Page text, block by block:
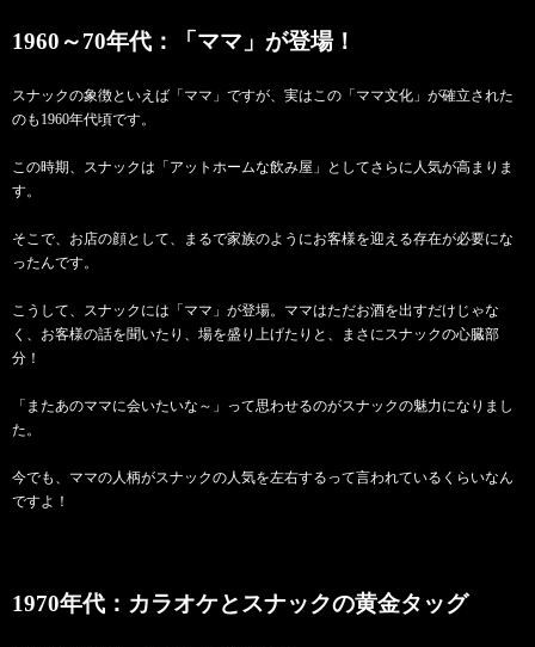
1960～70年代：「ママ」が登場！
スナックの象徴といえば「ママ」ですが、実はこの「ママ文化」が確立された
のも1960年代頃です。
この時期、スナックは「アットホームな飲み屋」としてさらに人気が高まりま
す。
そこで、お店の顔として、まるで家族のようにお客様を迎える存在が必要にな
ったんです。
こうして、スナックには「ママ」が登場。ママはただお酒を出すだけじゃな
く、お客様の話を聞いたり、場を盛り上げたりと、まさにスナックの心臓部
分！
「またあのママに会いたいな～」って思わせるのがスナックの魅力になりまし
た。
今でも、ママの人柄がスナックの人気を左右するって言われているくらいなん
ですよ！
1970年代：カラオケとスナックの黄金タッグ